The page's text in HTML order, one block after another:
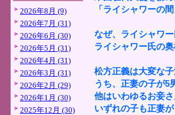
2026年8月 (9)
2026年7月 (31)
2026年6月 (30)
2026年5月 (31)
2026年4月 (31)
2026年3月 (31)
2026年2月 (29)
2026年1月 (30)
2025年12月 (30)
「ライシャワーの
なぜ、ライシャワ
ライシャワー氏の
松方正義は大変な
うち、正妻の子が5
他はいわゆるお妾
いずれの子も正妻